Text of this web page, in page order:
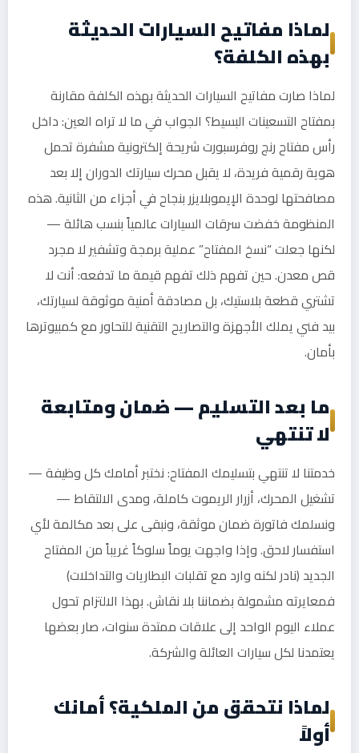
لماذا مفاتيح السيارات الحديثة
بهذه الكلفة؟
لماذا صارت مفاتيح السيارات الحديثة بهذه الكلفة مقارنة
بمفتاح التسعينات البسيط؟ الجواب في ما لا تراه العين: داخل
رأس مفتاح رنج روفرسبورت شريحة إلكترونية مشفرة تحمل
هوية رقمية فريدة، لا يقبل محرك سيارتك الدوران إلا بعد
مصافحتها لوحدة الإيموبلايزر بنجاح في أجزاء من الثانية. هذه
المنظومة خفضت سرقات السيارات عالمياً بنسب هائلة —
لكنها جعلت “نسخ المفتاح” عملية برمجة وتشفير لا مجرد
قص معدن. حين تفهم ذلك تفهم قيمة ما تدفعه: أنت لا
تشتري قطعة بلاستيك، بل مصادقة أمنية موثوقة لسيارتك،
بيد فني يملك الأجهزة والتصاريح التقنية للتحاور مع كمبيوترها
بأمان.
ما بعد التسليم — ضمان ومتابعة
لا تنتهي
خدمتنا لا تنتهي بتسليمك المفتاح: نختبر أمامك كل وظيفة —
تشغيل المحرك، أزرار الريموت كاملة، ومدى الالتقاط —
ونسلمك فاتورة ضمان موثقة، ونبقى على بعد مكالمة لأي
استفسار لاحق. وإذا واجهت يوماً سلوكاً غريباً من المفتاح
الجديد (نادر لكنه وارد مع تقلبات البطاريات والتداخلات)
فمعايرته مشمولة بضماننا بلا نقاش. بهذا الالتزام تحول
عملاء اليوم الواحد إلى علاقات ممتدة سنوات، صار بعضها
يعتمدنا لكل سيارات العائلة والشركة.
لماذا نتحقق من الملكية؟ أمانك
أولاً